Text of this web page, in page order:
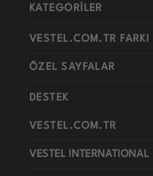
KATEGORİLER
VESTEL.COM.TR FARKI
ÖZEL SAYFALAR
DESTEK
VESTEL.COM.TR
VESTEL INTERNATIONAL